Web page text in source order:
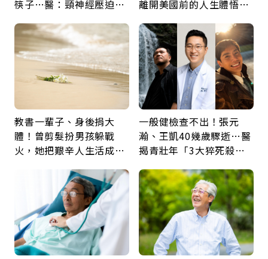
筷子…醫：頸神經壓迫上
鍵
離開美國前的人生體悟：
教書一輩子、身後捐大
體！曾剪髮扮男孩躲戰
火，她把艱辛人生活成風
一般健檢查不出！張元
瀚、王凱40幾歲驟逝…醫
揭青壯年「3大猝死殺
雷